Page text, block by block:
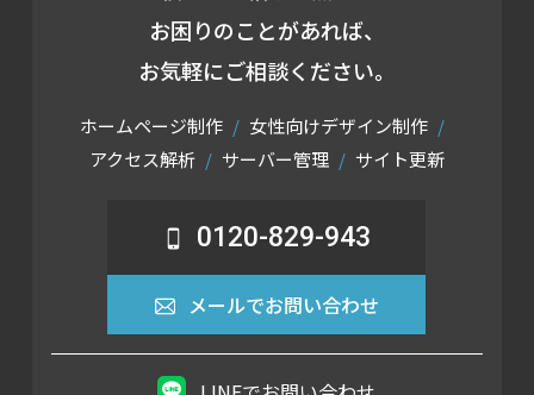
お困りのことがあれば、
お気軽にご相談ください。
ホームページ制作
女性向けデザイン制作
アクセス解析
サーバー管理 サイト更新
0120-829-943
メールでお問い合わせ